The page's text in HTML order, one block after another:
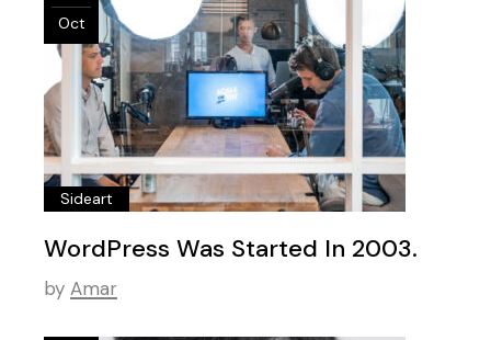
Oct
Sideart
WordPress Was Started In 2003.
by Amar